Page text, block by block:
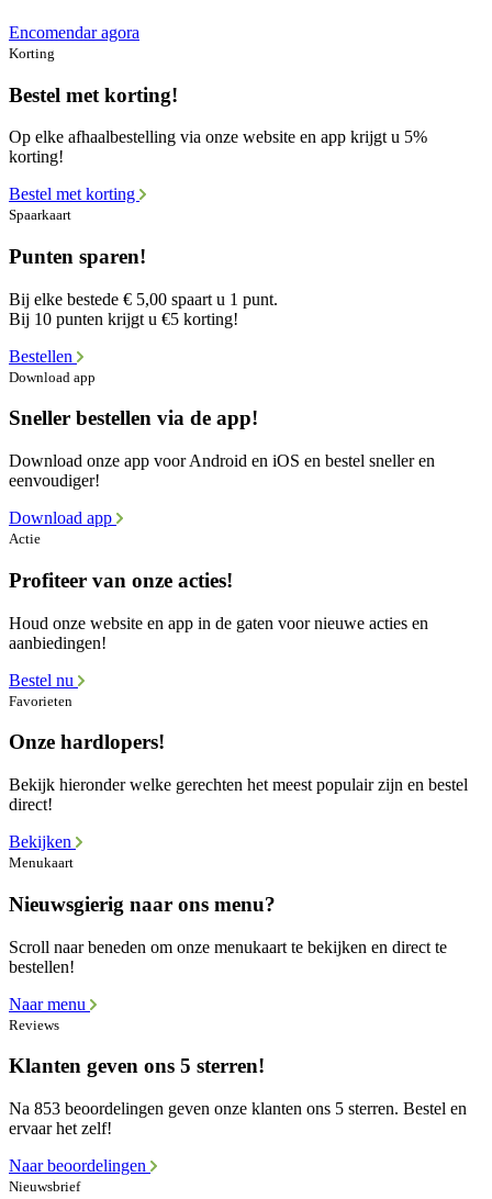
Encomendar agora
Korting
Bestel met korting!
Op elke afhaalbestelling via onze website en app krijgt u 5%
korting!
Bestel met korting
Spaarkaart
Punten sparen!
Bij elke bestede € 5,00 spaart u 1 punt.
Bij 10 punten krijgt u €5 korting!
Bestellen
Download app
Sneller bestellen via de app!
Download onze app voor Android en iOS en bestel sneller en
eenvoudiger!
Download app
Actie
Profiteer van onze acties!
Houd onze website en app in de gaten voor nieuwe acties en
aanbiedingen!
Bestel nu
Favorieten
Onze hardlopers!
Bekijk hieronder welke gerechten het meest populair zijn en bestel
direct!
Bekijken
Menukaart
Nieuwsgierig naar ons menu?
Scroll naar beneden om onze menukaart te bekijken en direct te
bestellen!
Naar menu
Reviews
Klanten geven ons 5 sterren!
Na 853 beoordelingen geven onze klanten ons 5 sterren. Bestel en
ervaar het zelf!
Naar beoordelingen
Nieuwsbrief